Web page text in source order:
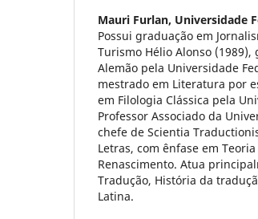
Mauri Furlan, Universidade
Possui graduação em
Turismo Hélio Alonso
Alemão pela Universidade
mestrado em Literatura por
em Filologia Clássica pela
Professor Associado da
chefe de Scientia
Letras, com ênfase em
Renascimento. Atua
Tradução, História da
Latina.